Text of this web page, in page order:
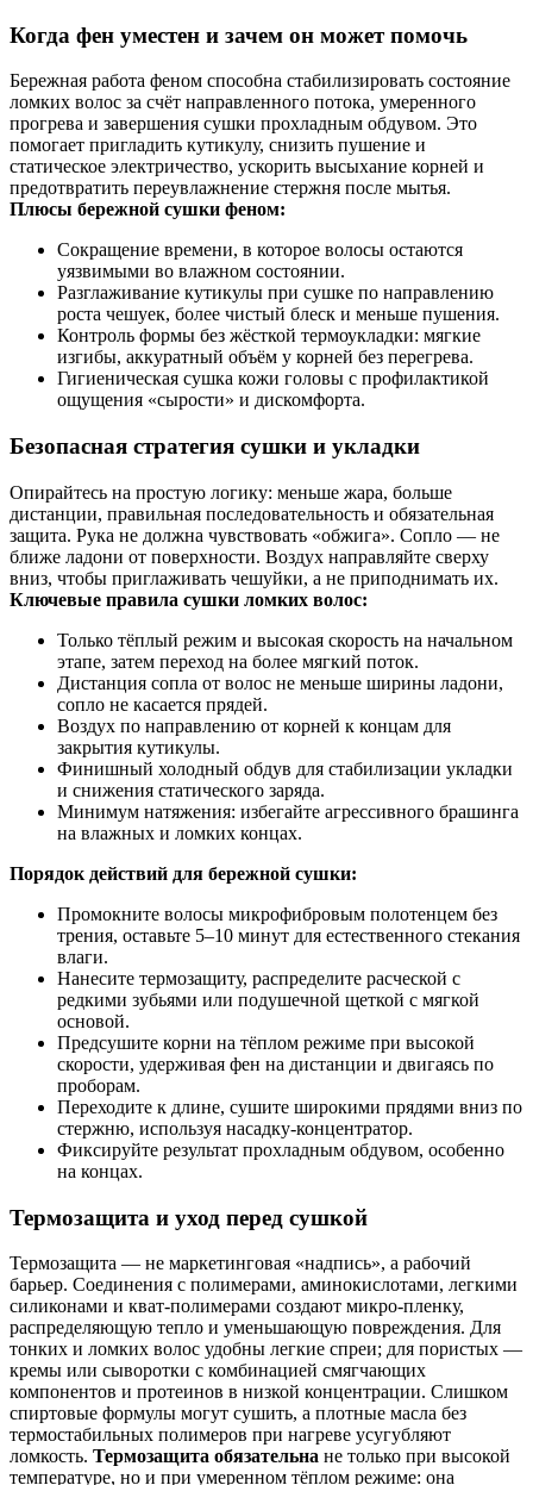
Когда фен уместен и зачем он может помочь
Бережная работа феном способна стабилизировать состояние
ломких волос за счёт направленного потока, умеренного
прогрева и завершения сушки прохладным обдувом. Это
помогает пригладить кутикулу, снизить пушение и
статическое электричество, ускорить высыхание корней и
предотвратить переувлажнение стержня после мытья.
Плюсы бережной сушки феном:
Сокращение времени, в которое волосы остаются
уязвимыми во влажном состоянии.
Разглаживание кутикулы при сушке по направлению
роста чешуек, более чистый блеск и меньше пушения.
Контроль формы без жёсткой термоукладки: мягкие
изгибы, аккуратный объём у корней без перегрева.
Гигиеническая сушка кожи головы с профилактикой
ощущения «сырости» и дискомфорта.
Безопасная стратегия сушки и укладки
Опирайтесь на простую логику: меньше жара, больше
дистанции, правильная последовательность и обязательная
защита. Рука не должна чувствовать «обжига». Сопло — не
ближе ладони от поверхности. Воздух направляйте сверху
вниз, чтобы приглаживать чешуйки, а не приподнимать их.
Ключевые правила сушки ломких волос:
Только тёплый режим и высокая скорость на начальном
этапе, затем переход на более мягкий поток.
Дистанция сопла от волос не меньше ширины ладони,
сопло не касается прядей.
Воздух по направлению от корней к концам для
закрытия кутикулы.
Финишный холодный обдув для стабилизации укладки
и снижения статического заряда.
Минимум натяжения: избегайте агрессивного брашинга
на влажных и ломких концах.
Порядок действий для бережной сушки:
Промокните волосы микрофибровым полотенцем без
трения, оставьте 5–10 минут для естественного стекания
влаги.
Нанесите термозащиту, распределите расческой с
редкими зубьями или подушечной щеткой с мягкой
основой.
Предсушите корни на тёплом режиме при высокой
скорости, удерживая фен на дистанции и двигаясь по
проборам.
Переходите к длине, сушите широкими прядями вниз по
стержню, используя насадку-концентратор.
Фиксируйте результат прохладным обдувом, особенно
на концах.
Термозащита и уход перед сушкой
Термозащита — не маркетинговая «надпись», а рабочий
барьер. Соединения с полимерами, аминокислотами, легкими
силиконами и кват-полимерами создают микро-пленку,
распределяющую тепло и уменьшающую повреждения. Для
тонких и ломких волос удобны легкие спреи; для пористых —
кремы или сыворотки с комбинацией смягчающих
компонентов и протеинов в низкой концентрации. Слишком
спиртовые формулы могут сушить, а плотные масла без
термостабильных полимеров при нагреве усугубляют
ломкость. Термозащита обязательна не только при высокой
температуре, но и при умеренном тёплом режиме: она